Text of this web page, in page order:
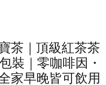
茶｜頂級紅茶茶
裝｜零咖啡因・
家早晚皆可飲用